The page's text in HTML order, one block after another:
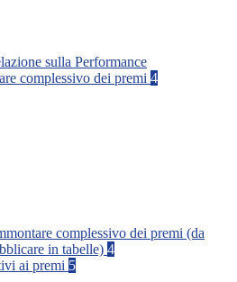
sulla Performance
complessivo dei premi 4
complessivo dei premi (da
in tabelle) 4
ai premi 5